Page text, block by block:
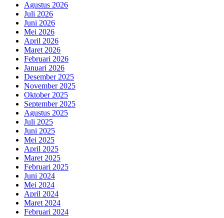
Agustus 2026
Juli 2026
Juni 2026
Mei 2026
April 2026
Maret 2026
Februari 2026
Januari 2026
Desember 2025
November 2025
Oktober 2025
September 2025
Agustus 2025
Juli 2025
Juni 2025
Mei 2025
April 2025
Maret 2025
Februari 2025
Juni 2024
Mei 2024
April 2024
Maret 2024
Februari 2024